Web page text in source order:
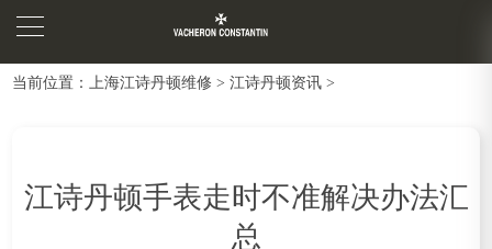
当前位置： 上海江诗丹顿维修 >江诗丹顿资讯 >
江诗丹顿手表走时不准解决办法汇
总